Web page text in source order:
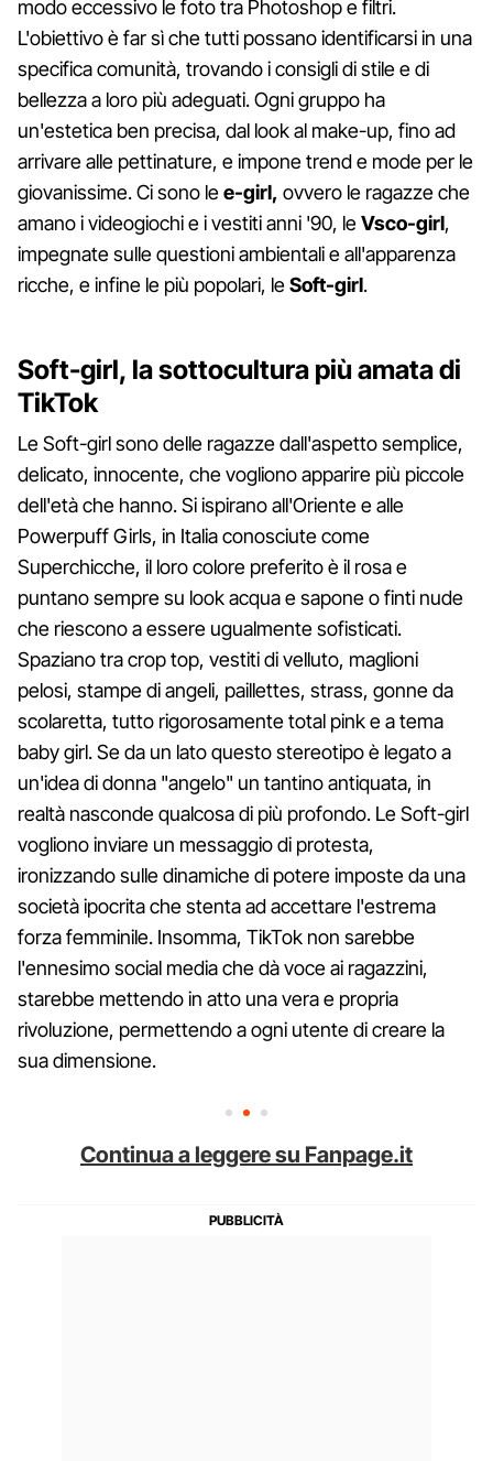
modo eccessivo le foto tra Photoshop e filtri.
L'obiettivo è far sì che tutti possano identificarsi in una
specifica comunità, trovando i consigli di stile e di
bellezza a loro più adeguati. Ogni gruppo ha
un'estetica ben precisa, dal look al make-up, fino ad
arrivare alle pettinature, e impone trend e mode per le
giovanissime. Ci sono lee-girl, ovvero le ragazze che
amano i videogiochi e i vestiti anni '90, leVsco-girl,
impegnate sulle questioni ambientali e all'apparenza
ricche, e infine le più popolari, leSoft-girl.
Soft-girl, la sottocultura più amata di
TikTok
Le Soft-girl sono delle ragazze dall'aspetto semplice,
delicato, innocente, che vogliono apparire più piccole
dell'età che hanno. Si ispirano all'Oriente e alle
Powerpuff Girls, in Italia conosciute come
Superchicche, il loro colore preferito è il rosa e
puntano sempre su look acqua e sapone o finti nude
che riescono a essere ugualmente sofisticati.
Spaziano tra crop top, vestiti di velluto, maglioni
pelosi, stampe di angeli, paillettes, strass, gonne da
scolaretta, tutto rigorosamente total pink e a tema
baby girl. Se da un lato questo stereotipo è legato a
un'idea di donna "angelo" un tantino antiquata, in
realtà nasconde qualcosa di più profondo. Le Soft-girl
vogliono inviare un messaggio di protesta,
ironizzando sulle dinamiche di potere imposte da una
società ipocrita che stenta ad accettare l'estrema
forza femminile. Insomma, TikTok non sarebbe
l'ennesimo social media che dà voce ai ragazzini,
starebbe mettendo in atto una vera e propria
rivoluzione, permettendo a ogni utente di creare la
sua dimensione.
Continua a leggere su Fanpage.it